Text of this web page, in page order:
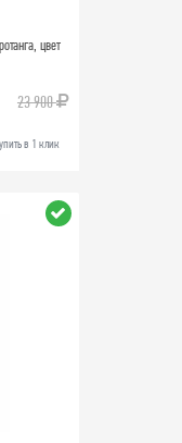
цвет
23 900
в 1 клик